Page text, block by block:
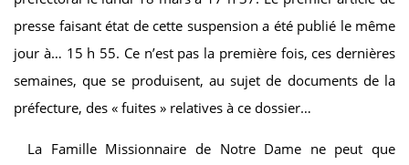
presse faisant état de cette suspension a été publié le même
jour à… 15 h 55. Ce n’est pas la première fois, ces dernières
semaines, que se produisent, au sujet de documents de la
préfecture, des « fuites » relatives à ce dossier…
La Famille Missionnaire de Notre Dame ne peut que